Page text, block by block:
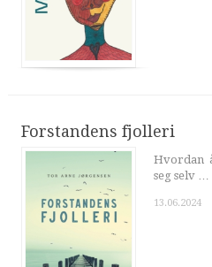
Forstandens fjolleri
Hvordan
seg selv …
13.06.2024